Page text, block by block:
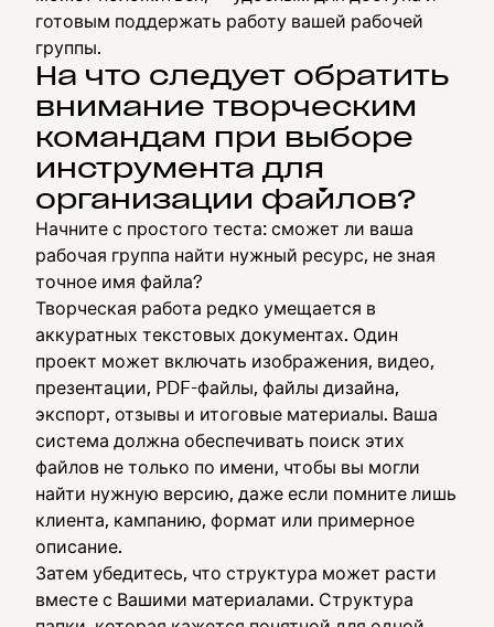
готовым поддержать работу вашей рабочей
группы.
На что следует обратить
внимание творческим
командам при выборе
инструмента для
организации файлов?
Начните с простого теста: сможет ли ваша
рабочая группа найти нужный ресурс, не зная
точное имя файла?
Творческая работа редко умещается в
аккуратных текстовых документах. Один
проект может включать изображения, видео,
презентации, PDF-файлы, файлы дизайна,
экспорт, отзывы и итоговые материалы. Ваша
система должна обеспечивать поиск этих
файлов не только по имени, чтобы вы могли
найти нужную версию, даже если помните лишь
клиента, кампанию, формат или примерное
описание.
Затем убедитесь, что структура может расти
вместе с Вашими материалами. Структура